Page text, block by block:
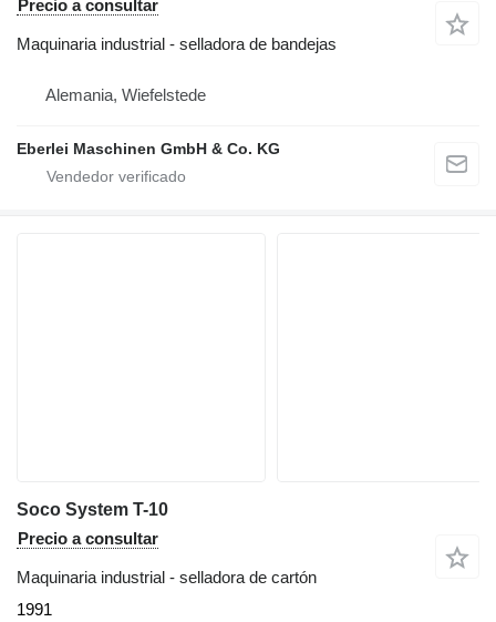
Precio a consultar
Maquinaria industrial - selladora de bandejas
Alemania, Wiefelstede
Eberlei Maschinen GmbH & Co. KG
Soco System T-10
Precio a consultar
Maquinaria industrial - selladora de cartón
1991